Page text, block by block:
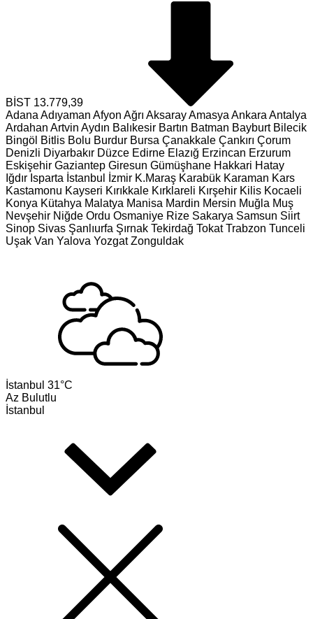
BİST 13.779,39
Adana Adıyaman Afyon Ağrı AksarayAmasya Ankara Antalya
Ardahan Artvin Aydın Balıkesir Bartın Batman Bayburt Bilecik
Bingöl Bitlis Bolu Burdur Bursa Çanakkale Çankırı Çorum
Denizli Diyarbakır Düzce Edirne Elazığ Erzincan Erzurum
Eskişehir Gaziantep Giresun Gümüşhane Hakkari Hatay
Iğdır Isparta İstanbul İzmir K.Maraş Karabük Karaman Kars
Kastamonu Kayseri Kırıkkale Kırklareli Kırşehir Kilis Kocaeli
Konya Kütahya Malatya Manisa Mardin Mersin Muğla Muş
Nevşehir Niğde Ordu Osmaniye Rize Sakarya Samsun Siirt
Sinop Sivas Şanlıurfa Şırnak Tekirdağ Tokat Trabzon Tunceli
Uşak Van Yalova Yozgat Zonguldak
İstanbul 31°C
Az Bulutlu
İstanbul